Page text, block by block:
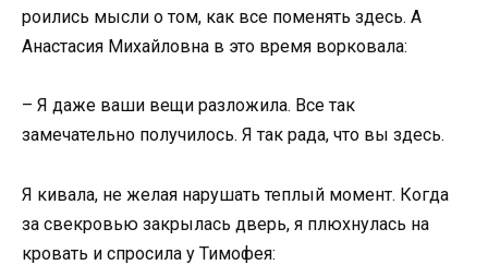
роились мысли о том, как все поменять здесь. А
Анастасия Михайловна в это время ворковала:
– Я даже ваши вещи разложила. Все так
замечательно получилось. Я так рада, что вы здесь.
Я кивала, не желая нарушать теплый момент. Когда
за свекровью закрылась дверь, я плюхнулась на
кровать и спросила у Тимофея: